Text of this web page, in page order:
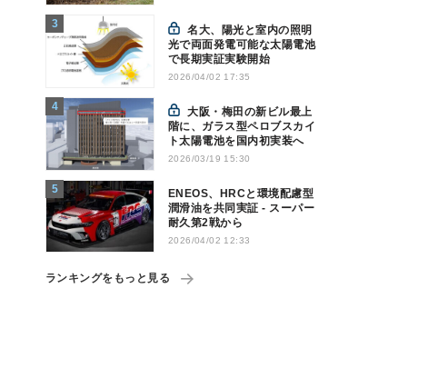
名大、陽光と室内の照明
光で両面発電可能な太陽電池
で長期実証実験開始
2026/04/02 17:35
大阪・梅田の新ビル最上
階に、ガラス型ペロブスカイ
ト太陽電池を国内初実装へ
2026/03/19 15:30
ENEOS、HRCと環境配慮型
潤滑油を共同実証 - スーパー
耐久第2戦から
2026/04/02 12:33
ランキングをもっと見る